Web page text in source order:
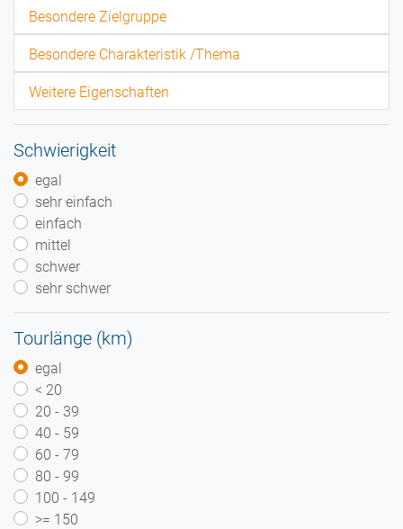
Besondere Zielgruppe
Besondere Charakteristik /Thema
Weitere Eigenschaften
Schwierigkeit
egal
sehr einfach
einfach
mittel
schwer
sehr schwer
Tourlänge (km)
egal
< 20
20 - 39
40 - 59
60 - 79
80 - 99
100 - 149
>= 150